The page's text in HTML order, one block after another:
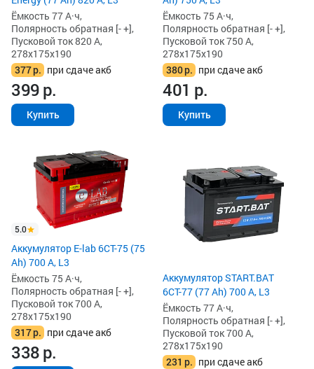
Ёмкость 77 А·ч,
Полярность обратная [- +],
Пусковой ток 820 А,
278x175x190
377р. при сдаче акб
399р.
Купить
Ёмкость 75 А·ч,
Полярность обратная [- +],
Пусковой ток 750 А,
278x175x190
380р. при сдаче акб
401 р.
Купить
5.0
Аккумулятор E-lab 6СТ-75 (75
Ah) 700 А, L3
Ёмкость 75 А·ч,
Полярность обратная [- +],
Пусковой ток 700 А,
278x175x190
317р. при сдаче акб
338р.
Аккумулятор START.BAT
6СТ-77 (77 Ah) 700 А, L3
Ёмкость 77 А·ч,
Полярность обратная [- +],
Пусковой ток 700 А,
278x175x190
231 р. при сдаче акб